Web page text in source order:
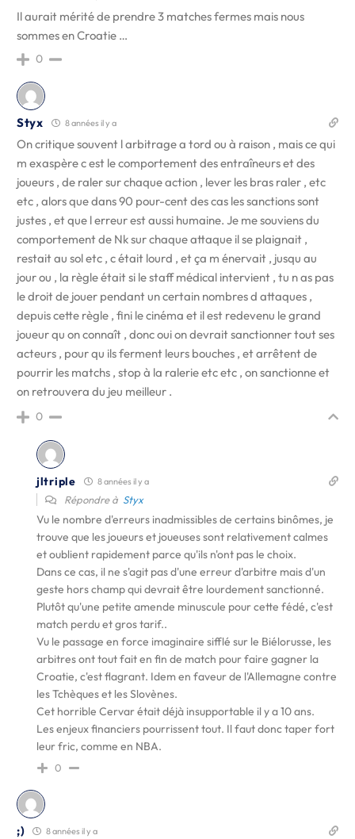
Il aurait mérité de prendre 3 matches fermes mais nous
sommes en Croatie …
0
Styx 8 années il y a
On critique souvent l arbitrage a tord ou à raison , mais ce qui
m exaspère c est le comportement des entraîneurs et des
joueurs , de raler sur chaque action , lever les bras raler , etc
etc , alors que dans 90 pour-cent des cas les sanctions sont
justes , et que l erreur est aussi humaine. Je me souviens du
comportement de Nk sur chaque attaque il se plaignait ,
restait au sol etc , c était lourd , et ça m énervait , jusqu au
jour ou , la règle était si le staff médical intervient , tu n as pas
le droit de jouer pendant un certain nombres d attaques ,
depuis cette règle , fini le cinéma et il est redevenu le grand
joueur qu on connaît , donc oui on devrait sanctionner tout ses
acteurs , pour qu ils ferment leurs bouches , et arrêtent de
pourrir les matchs , stop à la ralerie etc etc , on sanctionne et
on retrouvera du jeu meilleur .
0
jltriple 8 années il y a
Répondre à Styx
Vu le nombre d'erreurs inadmissibles de certains binômes, je
trouve que les joueurs et joueuses sont relativement calmes
et oublient rapidement parce qu'ils n'ont pas le choix.
Dans ce cas, il ne s'agit pas d'une erreur d'arbitre mais d'un
geste hors champ qui devrait être lourdement sanctionné.
Plutôt qu'une petite amende minuscule pour cette fédé, c'est
match perdu et gros tarif..
Vu le passage en force imaginaire sifflé sur le Biélorusse, les
arbitres ont tout fait en fin de match pour faire gagner la
Croatie, c'est flagrant. Idem en faveur de l'Allemagne contre
les Tchèques et les Slovènes.
Cet horrible Cervar était déjà insupportable il y a 10 ans.
Les enjeux financiers pourrissent tout. Il faut donc taper fort
leur fric, comme en NBA.
0
;) 8 années il y a